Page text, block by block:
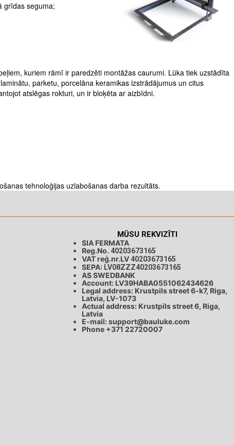
grīdas seguma;
kuriem rāmī ir paredzēti montāžas caurumi. Lūka tiek uzstādīta
parketu, porcelāna keramikas izstrādājumus un citus
atslēgas rokturi, un ir bloķēta ar aizbīdni.
tehnoloģijas uzlabošanas darba rezultāts.
MŪSU REKVIZĪTI
SIA FERMATA
Reg.No. 40203673165
VAT reģ.nr.LV 40203673165
SEPA: LV08ZZZ40203673165
AS SWEDBANK
Account: LV39HABA0551062434626
Legal address: Krustpils street 6-k7, Riga,
Latvia, LV-1073
Actual address: Krustpils street 6, Riga,
Latvia
E-mail:support@bauluke.com
Phone +371 22720007